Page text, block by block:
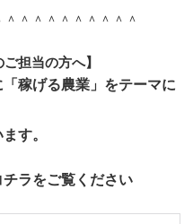
＾＾＾＾＾＾＾＾＾
担当の方へ】
稼げる農業」をテーマに
す。
ラをご覧ください